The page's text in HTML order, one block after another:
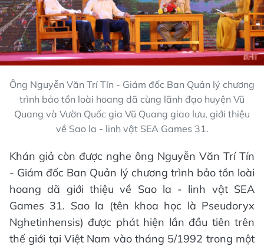
Ông Nguyễn Văn Trí Tín - Giám đốc Ban Quản lý chương
trình bảo tồn loài hoang dã cùng lãnh đạo huyện Vũ
Quang và Vườn Quốc gia Vũ Quang giao lưu, giới thiệu
về Sao la - linh vật SEA Games 31.
Khán giả còn được nghe ông Nguyễn Văn Trí Tín
- Giám đốc Ban Quản lý chương trình bảo tồn loài
hoang dã giới thiệu về Sao la - linh vật SEA
Games 31. Sao la (tên khoa học là Pseudoryx
Nghetinhensis) được phát hiện lần đầu tiên trên
thế giới tại Việt Nam vào tháng 5/1992 trong một